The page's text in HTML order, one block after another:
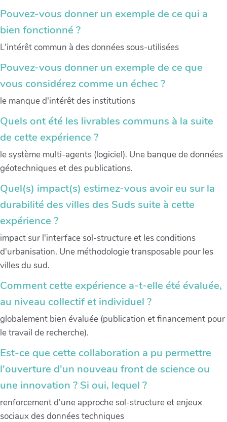
Pouvez-vous donner un exemple de ce qui a
bien fonctionné ?
L'intérêt commun à des données sous-utilisées
Pouvez-vous donner un exemple de ce que
vous considérez comme un échec ?
le manque d'intérêt des institutions
Quels ont été les livrables communs à la suite
de cette expérience ?
le système multi-agents (logiciel). Une banque de données
géotechniques et des publications.
Quel(s) impact(s) estimez-vous avoir eu sur la
durabilité des villes des Suds suite à cette
expérience ?
impact sur l'interface sol-structure et les conditions
d'urbanisation. Une méthodologie transposable pour les
villes du sud.
Comment cette expérience a-t-elle été évaluée,
au niveau collectif et individuel ?
globalement bien évaluée (publication et financement pour
le travail de recherche).
Est-ce que cette collaboration a pu permettre
l'ouverture d'un nouveau front de science ou
une innovation ? Si oui, lequel ?
renforcement d'une approche sol-structure et enjeux
sociaux des données techniques